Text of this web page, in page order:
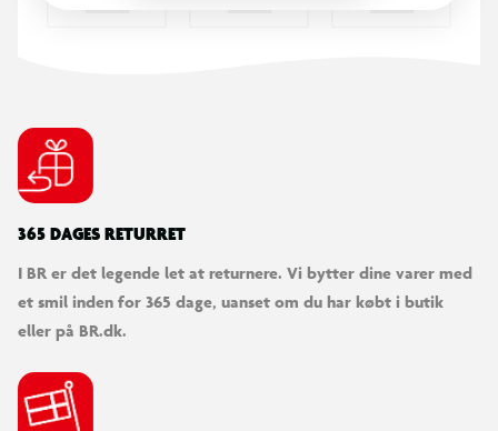
365 DAGES RETURRET
I BR er det legende let at returnere. Vi bytter dine varer med
et smil inden for 365 dage, uanset om du har købt i butik
eller på BR.dk.